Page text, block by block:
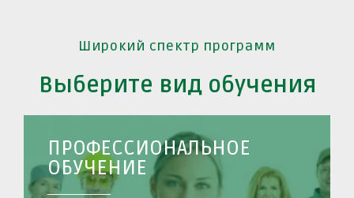
Широкий спектр программ
Выберите вид обучения
ПРОФЕССИОНАЛЬНАЯ
ПЕРЕПОДГОТОВКА